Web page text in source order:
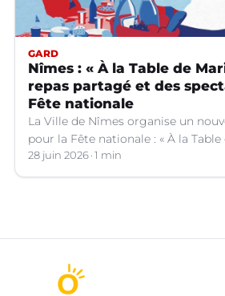
GARD
Nîmes : « À la Table de
repas partagé et des
Fête nationale
La Ville de Nîmes organise un
pour la Fête nationale : « À la Table
juillet prochain.
28 juin 2026 1 min